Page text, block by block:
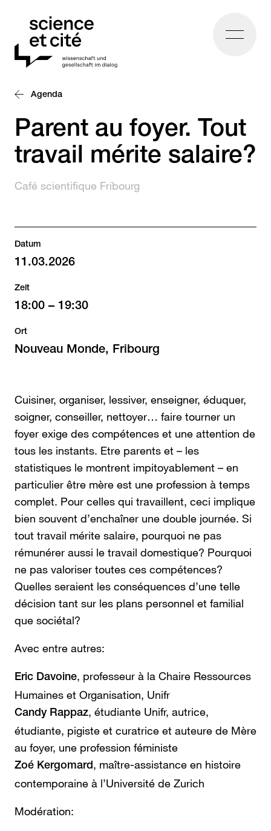
Home
Agenda
Parent au foyer. Tout
travail mérite salaire?
Café scientifique Fribourg
Datum
11.03.2026
Zeit
18:00 – 19:30
Ort
Nouveau Monde, Fribourg
Cuisiner, organiser, lessiver, enseigner, éduquer,
soigner, conseiller, nettoyer… faire tourner un
foyer exige des compétences et une attention de
tous les instants. Etre parents et – les
statistiques le montrent impitoyablement – en
particulier être mère est une profession à temps
complet. Pour celles qui travaillent, ceci implique
bien souvent d’enchaîner une double journée. Si
tout travail mérite salaire, pourquoi ne pas
rémunérer aussi le travail domestique? Pourquoi
ne pas valoriser toutes ces compétences?
Quelles seraient les conséquences d’une telle
décision tant sur les plans personnel et familial
que sociétal?
Avec entre autres:
Eric Davoine, professeur à la Chaire Ressources
Humaines et Organisation, Unifr
Candy Rappaz, étudiante Unifr, autrice,
étudiante, pigiste et curatrice et auteure de Mère
au foyer, une profession féministe
Zoé Kergomard, maître-assistance en histoire
contemporaine à l’Université de Zurich
Modération: